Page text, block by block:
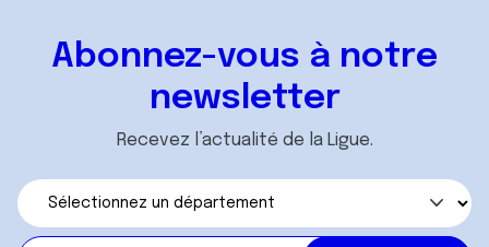
Abonnez-vous à notre
newsletter
Recevez l’actualité de la Ligue.